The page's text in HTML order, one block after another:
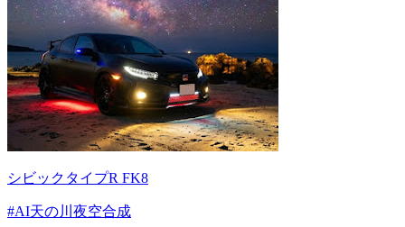
シビックタイプR FK8
#AI天の川夜空合成